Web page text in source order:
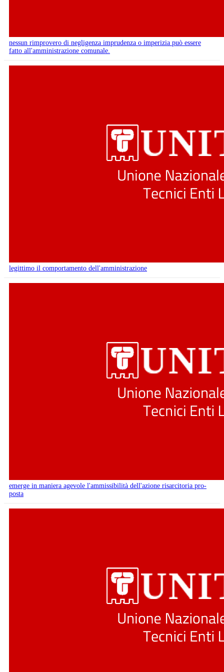
nessun rimprovero di negligenza imprudenza o imperizia può essere
fatto all'amministrazione comunale.
legittimo il comportamento dell'amministrazione
emerge in maniera agevole l'ammissibilità dell'azione risarcitoria pro-
posta